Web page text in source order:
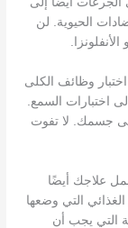
الحيوية. لن
وظائف الكلى
اختبارات السمع.
جسمك. لا تفوت
علاجك أيضًا
التي وضعها
التي يجب أن